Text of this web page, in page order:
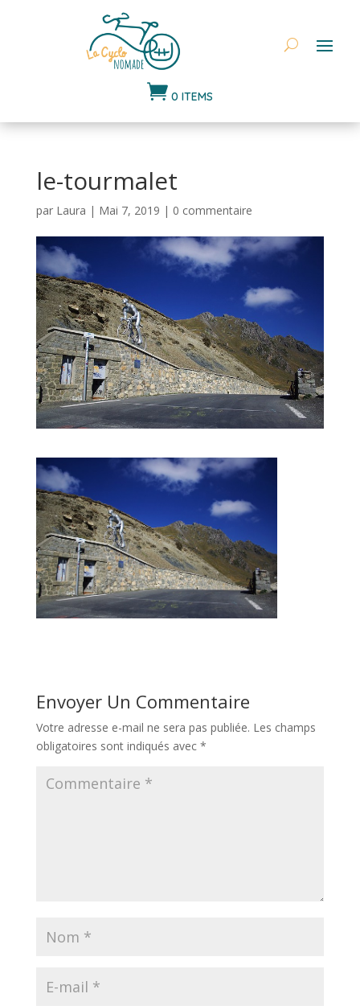
 0 ITEMS
le-tourmalet
par Laura | Mai 7, 2019 | 0 commentaire
Envoyer Un Commentaire
Votre adresse e-mail ne sera pas publiée. Les champs
obligatoires sont indiqués avec *